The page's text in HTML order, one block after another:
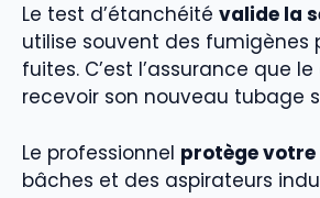
Le test d’étanchéité valide la
utilise souvent des fumigènes
fuites. C’est l’assurance que
recevoir son nouveau tubage
Le professionnel protège
bâches et des aspirateurs